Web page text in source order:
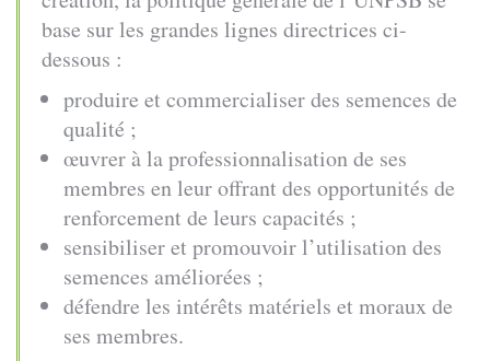
base sur les grandes lignes directrices ci-
dessous :
produire et commercialiser des semences de
qualité ;
œuvrer à la professionnalisation de ses
membres en leur offrant des opportunités de
renforcement de leurs capacités ;
sensibiliser et promouvoir l’utilisation des
semences améliorées ;
défendre les intérêts matériels et moraux de
ses membres.